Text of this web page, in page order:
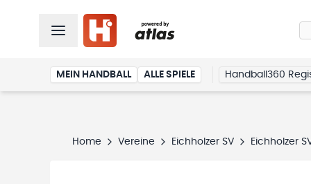
MEIN HANDBALL ALLE SPIELE Handball360
Home Vereine Eichholzer SV Eichholzer